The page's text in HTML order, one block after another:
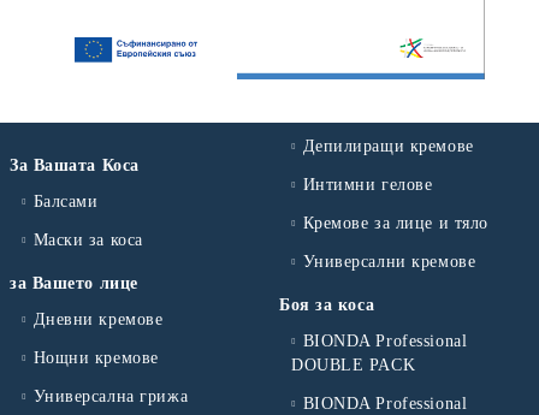
За Вашата Коса
Балсами
Маски за коса
за Вашето лице
Дневни кремове
Нощни кремове
Универсална грижа
Депилиращи кремове
Интимни гелове
Кремове за лице и тяло
Универсални кремове
Боя за коса
BIONDA Professional
DOUBLE PACK
BIONDA Professional